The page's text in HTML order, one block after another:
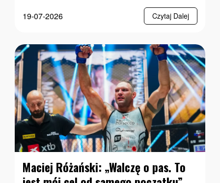
19-07-2026
Czytaj Dalej
Maciej Różański: „Walczę o pas. To